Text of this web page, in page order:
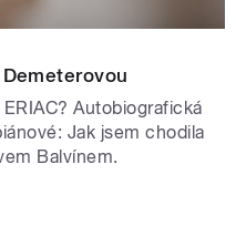
Autobiografická
Jak jsem chodila
Balvínem.